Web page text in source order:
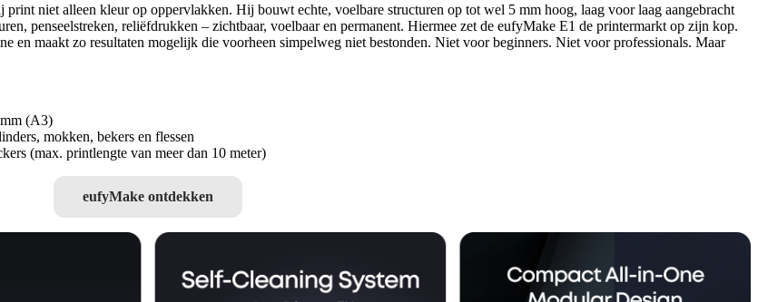
niet alleen kleur op oppervlakken. Hij bouwt echte, voelbare structuren op tot wel 5 mm hoog, laag voor laag aangebracht
penseelstreken, reliëfdrukken – zichtbaar, voelbaar en permanent. Hiermee zet de eufyMake E1 de printermarkt op zijn kop.
en maakt zo resultaten mogelijk die voorheen simpelweg niet bestonden. Niet voor beginners. Niet voor professionals. Maar
(A3)
mokken, bekers en flessen
(max. printlengte van meer dan 10 meter)
eufyMake ontdekken